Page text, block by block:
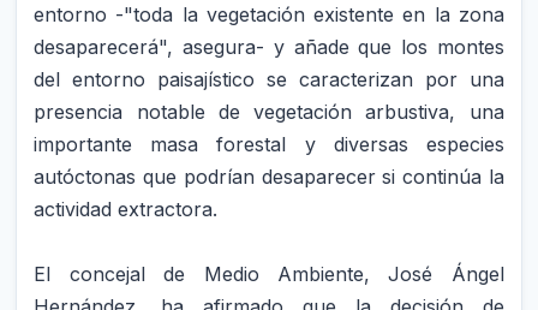
entorno -"toda la vegetación existente en la zona
desaparecerá", asegura- y añade que los montes
del entorno paisajístico se caracterizan por una
presencia notable de vegetación arbustiva, una
importante masa forestal y diversas especies
autóctonas que podrían desaparecer si continúa la
actividad extractora.
El concejal de Medio Ambiente, José Ángel